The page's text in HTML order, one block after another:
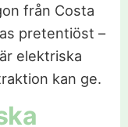
från Costa
pretentiöst –
elektriska
kan ge.